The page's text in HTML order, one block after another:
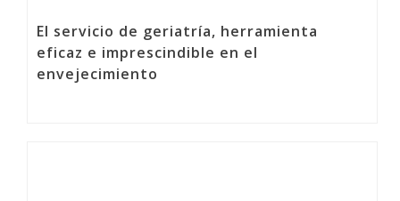
El servicio de geriatría, herramienta
eficaz e imprescindible en el
envejecimiento